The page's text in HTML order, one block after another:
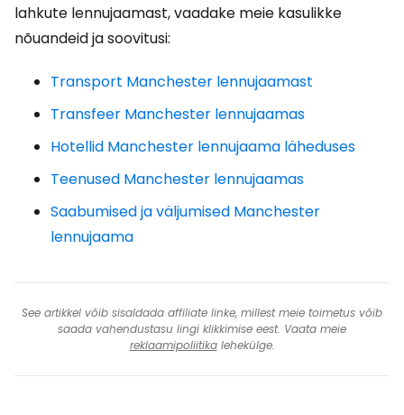
lahkute lennujaamast, vaadake meie kasulikke
nõuandeid ja soovitusi:
Transport Manchester lennujaamast
Transfeer Manchester lennujaamas
Hotellid Manchester lennujaama läheduses
Teenused Manchester lennujaamas
Saabumised ja väljumised Manchester
lennujaama
See artikkel võib sisaldada affiliate linke, millest meie toimetus võib
saada vahendustasu lingi klikkimise eest. Vaata meie
reklaamipoliitikalehekülge.